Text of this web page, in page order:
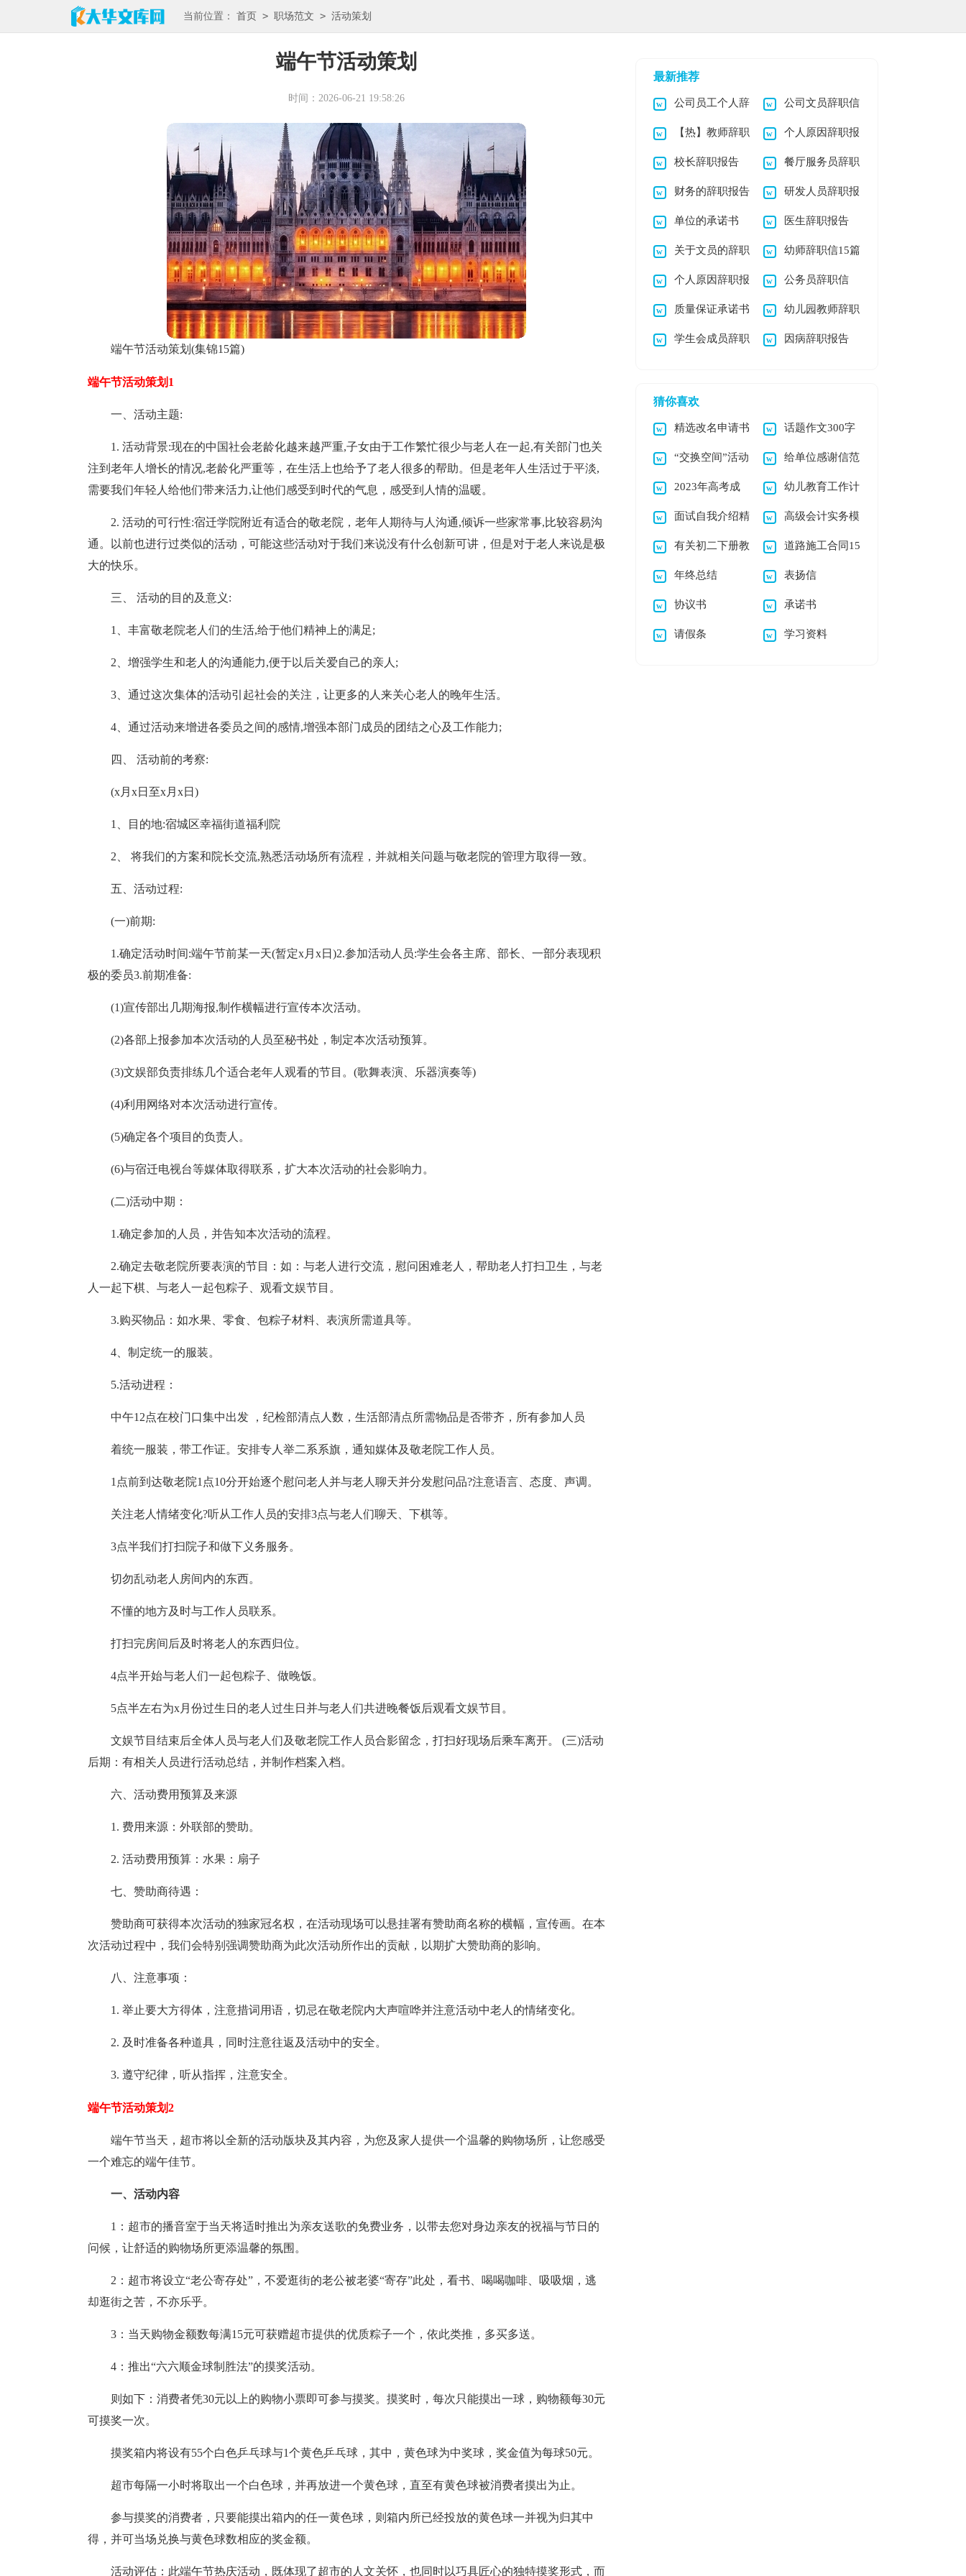
当前位置： 首页 > 职场范文 > 活动策划
端午节活动策划
时间：2026-06-21 19:58:26
端午节活动策划(集锦15篇)
端午节活动策划1
一、活动主题:
1. 活动背景:现在的中国社会老龄化越来越严重,子女由于工作繁忙很少与老人在一起,有关部门也关
注到老年人增长的情况,老龄化严重等，在生活上也给予了老人很多的帮助。但是老年人生活过于平淡,
需要我们年轻人给他们带来活力,让他们感受到时代的气息，感受到人情的温暖。
2. 活动的可行性:宿迁学院附近有适合的敬老院，老年人期待与人沟通,倾诉一些家常事,比较容易沟
通。以前也进行过类似的活动，可能这些活动对于我们来说没有什么创新可讲，但是对于老人来说是极
大的快乐。
三、 活动的目的及意义:
1、丰富敬老院老人们的生活,给于他们精神上的满足;
2、增强学生和老人的沟通能力,便于以后关爱自己的亲人;
3、通过这次集体的活动引起社会的关注，让更多的人来关心老人的晚年生活。
4、通过活动来增进各委员之间的感情,增强本部门成员的团结之心及工作能力;
四、 活动前的考察:
(x月x日至x月x日)
1、目的地:宿城区幸福街道福利院
2、 将我们的方案和院长交流,熟悉活动场所有流程，并就相关问题与敬老院的管理方取得一致。
五、活动过程:
(一)前期:
1.确定活动时间:端午节前某一天(暂定x月x日)2.参加活动人员:学生会各主席、部长、一部分表现积
极的委员3.前期准备:
(1)宣传部出几期海报,制作横幅进行宣传本次活动。
(2)各部上报参加本次活动的人员至秘书处，制定本次活动预算。
(3)文娱部负责排练几个适合老年人观看的节目。(歌舞表演、乐器演奏等)
(4)利用网络对本次活动进行宣传。
(5)确定各个项目的负责人。
(6)与宿迁电视台等媒体取得联系，扩大本次活动的社会影响力。
(二)活动中期：
1.确定参加的人员，并告知本次活动的流程。
2.确定去敬老院所要表演的节目：如：与老人进行交流，慰问困难老人，帮助老人打扫卫生，与老
人一起下棋、与老人一起包粽子、观看文娱节目。
3.购买物品：如水果、零食、包粽子材料、表演所需道具等。
4、制定统一的服装。
5.活动进程：
中午12点在校门口集中出发 ，纪检部清点人数，生活部清点所需物品是否带齐，所有参加人员
着统一服装，带工作证。安排专人举二系系旗，通知媒体及敬老院工作人员。
1点前到达敬老院1点10分开始逐个慰问老人并与老人聊天并分发慰问品?注意语言、态度、声调。
关注老人情绪变化?听从工作人员的安排3点与老人们聊天、下棋等。
3点半我们打扫院子和做下义务服务。
切勿乱动老人房间内的东西。
不懂的地方及时与工作人员联系。
打扫完房间后及时将老人的东西归位。
4点半开始与老人们一起包粽子、做晚饭。
5点半左右为x月份过生日的老人过生日并与老人们共进晚餐饭后观看文娱节目。
文娱节目结束后全体人员与老人们及敬老院工作人员合影留念，打扫好现场后乘车离开。 (三)活动
后期：有相关人员进行活动总结，并制作档案入档。
六、活动费用预算及来源
1. 费用来源：外联部的赞助。
2. 活动费用预算：水果：扇子
七、赞助商待遇：
赞助商可获得本次活动的独家冠名权，在活动现场可以悬挂署有赞助商名称的横幅，宣传画。在本
次活动过程中，我们会特别强调赞助商为此次活动所作出的贡献，以期扩大赞助商的影响。
八、注意事项：
1. 举止要大方得体，注意措词用语，切忌在敬老院内大声喧哗并注意活动中老人的情绪变化。
2. 及时准备各种道具，同时注意往返及活动中的安全。
3. 遵守纪律，听从指挥，注意安全。
端午节活动策划2
端午节当天，超市将以全新的活动版块及其内容，为您及家人提供一个温馨的购物场所，让您感受
一个难忘的端午佳节。
一、活动内容
1：超市的播音室于当天将适时推出为亲友送歌的免费业务，以带去您对身边亲友的祝福与节日的
问候，让舒适的购物场所更添温馨的氛围。
2：超市将设立“老公寄存处”，不爱逛街的老公被老婆“寄存”此处，看书、喝喝咖啡、吸吸烟，逃
却逛街之苦，不亦乐乎。
3：当天购物金额数每满15元可获赠超市提供的优质粽子一个，依此类推，多买多送。
4：推出“六六顺金球制胜法”的摸奖活动。
则如下：消费者凭30元以上的购物小票即可参与摸奖。摸奖时，每次只能摸出一球，购物额每30元
可摸奖一次。
摸奖箱内将设有55个白色乒乓球与1个黄色乒乓球，其中，黄色球为中奖球，奖金值为每球50元。
超市每隔一小时将取出一个白色球，并再放进一个黄色球，直至有黄色球被消费者摸出为止。
参与摸奖的消费者，只要能摸出箱内的任一黄色球，则箱内所已经投放的黄色球一并视为归其中
得，并可当场兑换与黄色球数相应的奖金额。
活动评估：此端午节热庆活动，既体现了超市的人文关怀，也同时以巧具匠心的独特摸奖形式，而
最新推荐
公司员工个人辞
职报告
公司文员辞职信
【热】教师辞职
报告
个人原因辞职报
告(15篇)
校长辞职报告 餐厅服务员辞职
信
财务的辞职报告
锦集十篇
研发人员辞职报
告
单位的承诺书 医生辞职报告
(15篇)
关于文员的辞职
报告模板汇总7篇
幼师辞职信15篇
个人原因辞职报
告15篇
公务员辞职信
质量保证承诺书
集合5篇
幼儿园教师辞职
报告(集锦15篇)
学生会成员辞职 因病辞职报告
猜你喜欢
精选改名申请书
范文（通用21篇）
话题作文300字
汇编七篇
“交换空间”活动
策划书
给单位感谢信范
文八篇
2023年高考成
绩查分时间
幼儿教育工作计
划模板6篇
面试自我介绍精
选15篇
高级会计实务模
拟试题
有关初二下册教
学计划三篇
道路施工合同15
篇
年终总结 表扬信
协议书 承诺书
请假条 学习资料